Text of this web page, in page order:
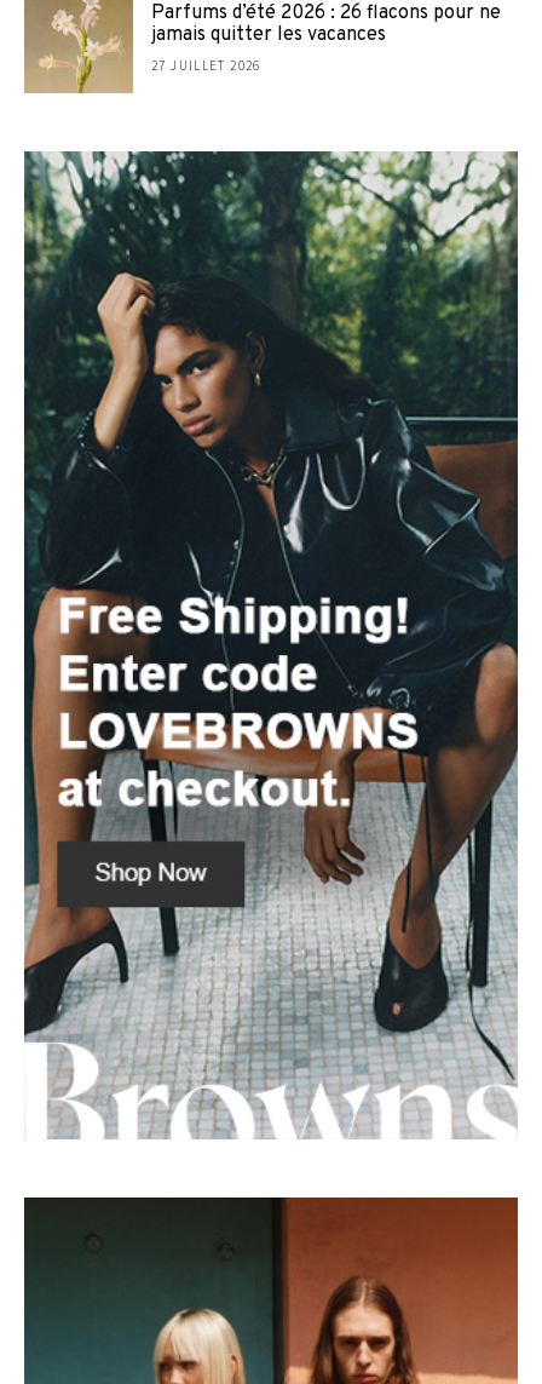
Parfums d’été 2026 : 26 flacons pour ne
jamais quitter les vacances
27 JUILLET 2026